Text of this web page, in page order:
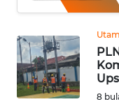
8
Informasi
INDEKS
BERITA
KONTAK